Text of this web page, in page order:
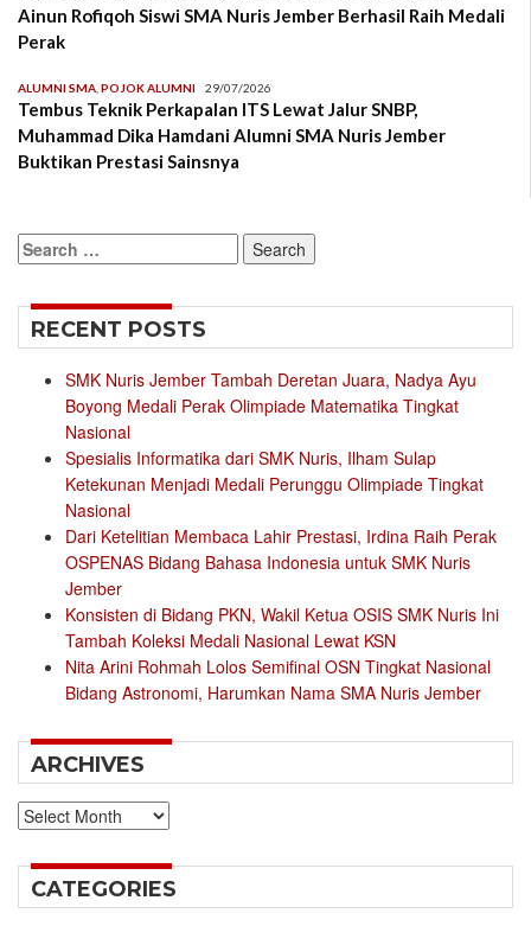
Ainun Rofiqoh Siswi SMA Nuris Jember Berhasil Raih Medali
Perak
ALUMNI SMA POJOK ALUMNI 29/07/2026
Tembus Teknik Perkapalan ITS Lewat Jalur SNBP,
Muhammad Dika Hamdani Alumni SMA Nuris Jember
Buktikan Prestasi Sainsnya
Search
for:
RECENT POSTS
SMK Nuris Jember Tambah Deretan Juara, Nadya Ayu
Boyong Medali Perak Olimpiade Matematika Tingkat
Nasional
Spesialis Informatika dari SMK Nuris, Ilham Sulap
Ketekunan Menjadi Medali Perunggu Olimpiade Tingkat
Nasional
Dari Ketelitian Membaca Lahir Prestasi, Irdina Raih Perak
OSPENAS Bidang Bahasa Indonesia untuk SMK Nuris
Jember
Konsisten di Bidang PKN, Wakil Ketua OSIS SMK Nuris Ini
Tambah Koleksi Medali Nasional Lewat KSN
Nita Arini Rohmah Lolos Semifinal OSN Tingkat Nasional
Bidang Astronomi, Harumkan Nama SMA Nuris Jember
ARCHIVES
Archives
CATEGORIES